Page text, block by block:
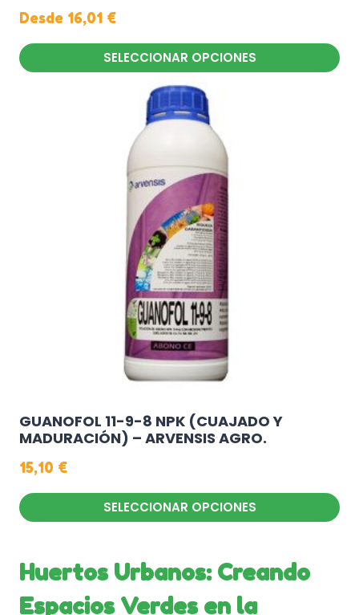
Desde 16,01 €
SELECCIONAR OPCIONES
GUANOFOL 11-9-8 NPK (CUAJADO Y
MADURACIÓN) – ARVENSIS AGRO.
15,10 €
SELECCIONAR OPCIONES
Huertos Urbanos: Creando
Espacios Verdes en la